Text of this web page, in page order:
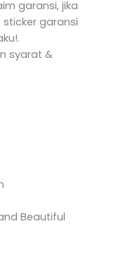
garansi, jika
garansi
syarat &
Beautiful